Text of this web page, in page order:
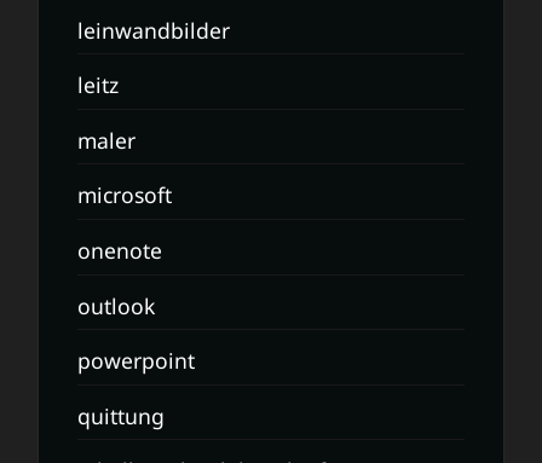
leinwandbilder
leitz
maler
microsoft
onenote
outlook
powerpoint
quittung